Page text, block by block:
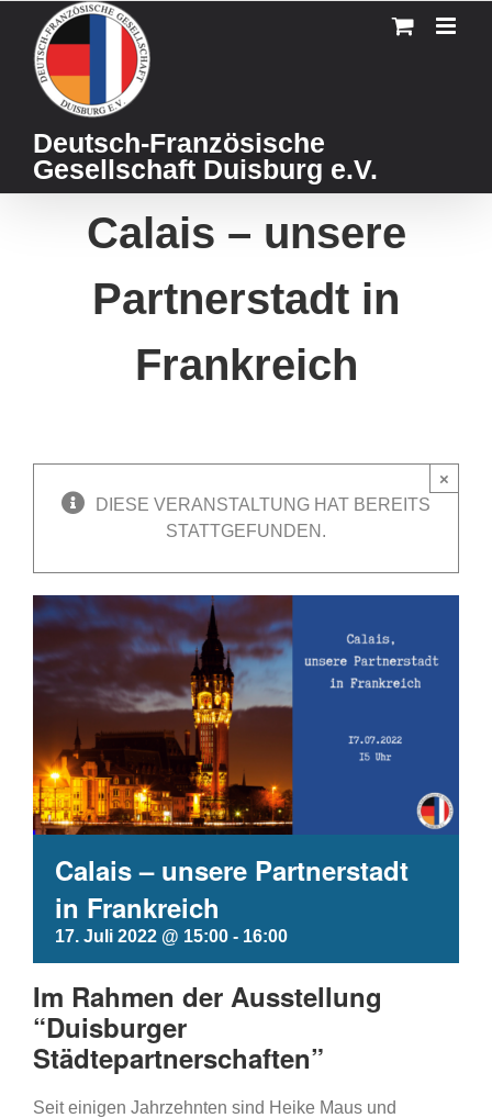
content
Deutsch-Französische
Gesellschaft Duisburg e.V.
Calais – unsere
Partnerstadt in
Frankreich
DIESE VERANSTALTUNG HAT BEREITS
STATTGEFUNDEN.
×
Calais – unsere Partnerstadt
in Frankreich
17. Juli 2022 @ 15:00 - 16:00
Im Rahmen der Ausstellung
“Duisburger
Städtepartnerschaften”
Seit einigen Jahrzehnten sind Heike Maus und